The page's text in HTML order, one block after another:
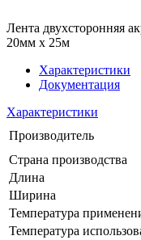
Лента двухсторонняя
20мм х 25м
Характеристики
Документация
Характеристики
Производитель
Страна производства
Длина
Ширина
Температура
Температура